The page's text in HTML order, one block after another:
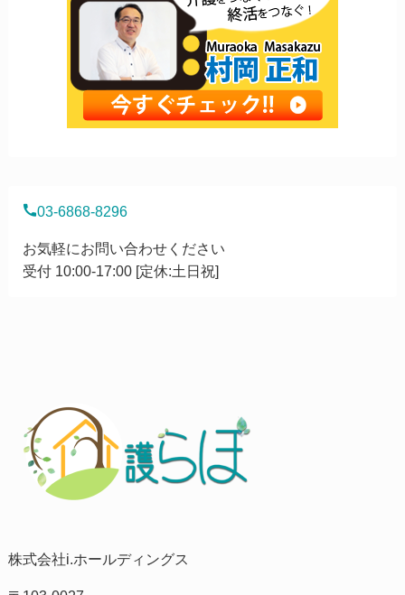
03-6868-8296
お気軽にお問い合わせください
受付 10:00-17:00 [定休:土日祝]
株式会社i.ホールディングス